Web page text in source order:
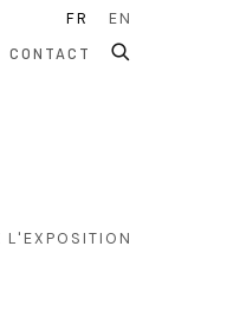
CONTACT
FR EN
L'EXPOSITION